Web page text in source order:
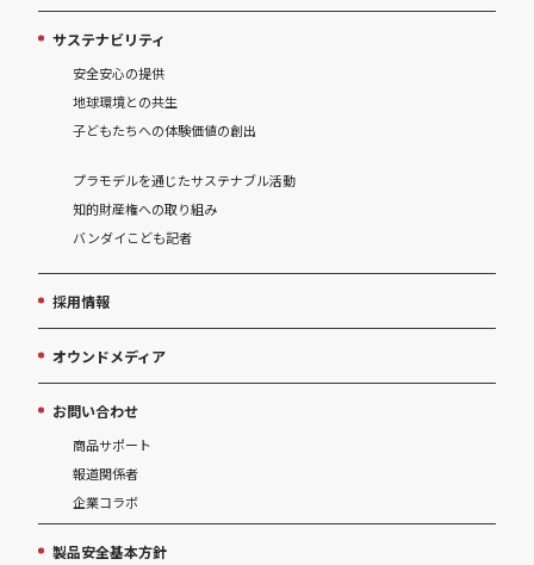
サステナビリティ
安全安心の提供
地球環境との共生
子どもたちへの体験価値の創出
プラモデルを通じたサステナブル活動
知的財産権への取り組み
バンダイこども記者
採用情報
オウンドメディア
お問い合わせ
商品サポート
報道関係者
企業コラボ
製品安全基本方針